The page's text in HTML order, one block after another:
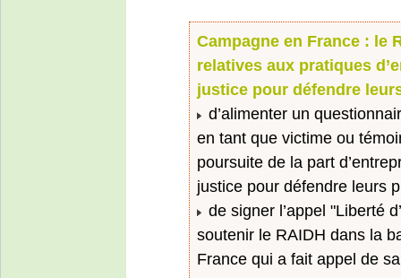
Campagne en France : le
relatives aux pratiques
justice pour défendre
d’alimenter un
en tant que victime ou
poursuite de la part
justice pour défendre leurs
de signer l’appel "Liberté
soutenir le RAIDH dans la
France qui a fait appel de